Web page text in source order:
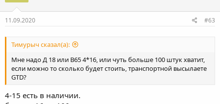
11.09.2020 #63
Тимурыч сказал(а):
Мне надо Д 18 или В65 4*16, или чуть больше 100 штук хватит,
если можно то сколько будет стоить, транспортной высылаете
GTD?
4-15 есть в наличии.